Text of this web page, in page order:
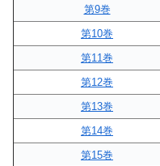
第9巻
第10巻
第11巻
第12巻
第13巻
第14巻
第15巻